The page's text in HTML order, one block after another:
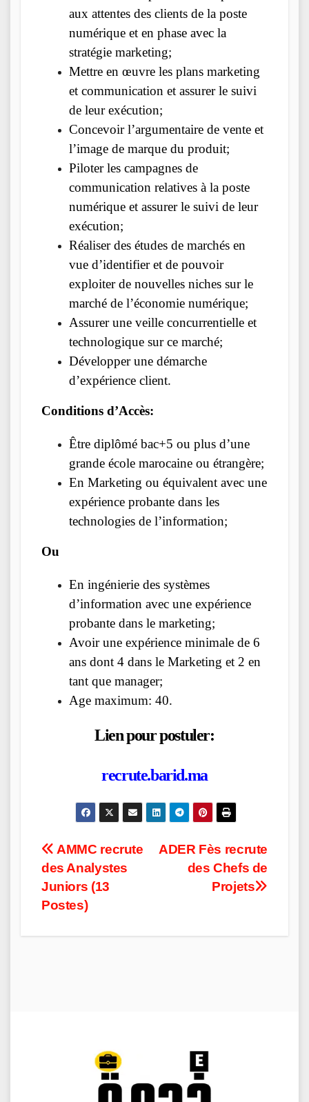
aux attentes des clients de la poste
numérique et en phase avec la
stratégie marketing;
Mettre en œuvre les plans marketing
et communication et assurer le suivi
de leur exécution;
Concevoir l’argumentaire de vente et
l’image de marque du produit;
Piloter les campagnes de
communication relatives à la poste
numérique et assurer le suivi de leur
exécution;
Réaliser des études de marchés en
vue d’identifier et de pouvoir
exploiter de nouvelles niches sur le
marché de l’économie numérique;
Assurer une veille concurrentielle et
technologique sur ce marché;
Développer une démarche
d’expérience client.
Conditions d’Accès:
Être diplômé bac+5 ou plus d’une
grande école marocaine ou étrangère;
En Marketing ou équivalent avec une
expérience probante dans les
technologies de l’information;
Ou
En ingénierie des systèmes
d’information avec une expérience
probante dans le marketing;
Avoir une expérience minimale de 6
ans dont 4 dans le Marketing et 2 en
tant que manager;
Age maximum: 40.
Lien pour postuler:
recrute.barid.ma
Post
navigation
ADER Fès recrute
des Chefs de
Projets
AMMC recrute
des Analystes
Juniors (13
Postes)